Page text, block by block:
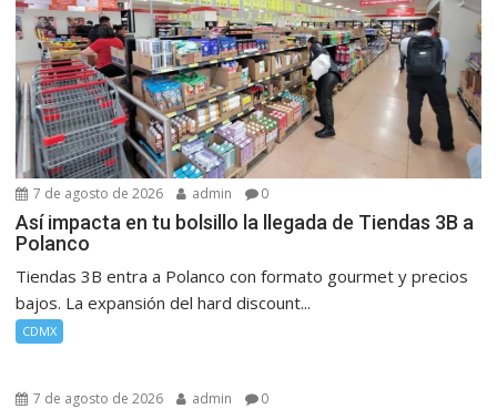
7 de agosto de 2026 admin 0
Así impacta en tu bolsillo la llegada de Tiendas 3B a
Polanco
Tiendas 3B entra a Polanco con formato gourmet y precios
bajos. La expansión del hard discount...
CDMX
7 de agosto de 2026 admin 0